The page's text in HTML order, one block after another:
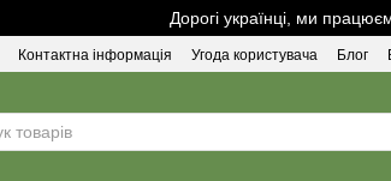
Дорогі українці, ми
Контактна інформація Угода користувача Блог